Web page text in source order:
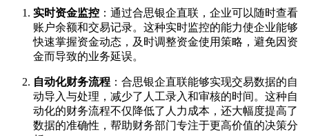
实时资金监控 ：通过合思银企直联，企业可以随时查看
账户余额和交易记录。这种实时监控的能力使企业能够
快速掌握资金动态，及时调整资金使用策略，避免因资
金而导致的业务延误。
自动化财务流程 ：合思银企直联能够实现交易数据的自
动导入与处理，减少了人工录入和审核的时间。这种自
动化的财务流程不仅降低了人力成本，还大幅度提高了
数据的准确性，帮助财务部门专注于更高价值的决策分